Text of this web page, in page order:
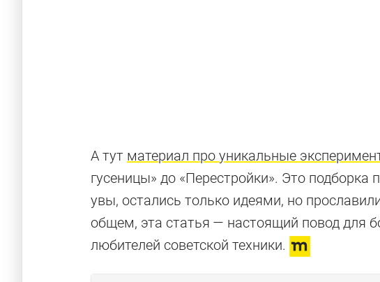
А тут материал про уникальные
гусеницы» до «Перестройки». Это
увы, остались только идеями, но
общем, эта статья — настоящий повод для
любителей советской техники.